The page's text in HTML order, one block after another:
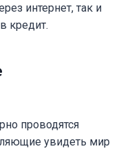
интернет, так и
кредит.
проводятся
увидеть мир